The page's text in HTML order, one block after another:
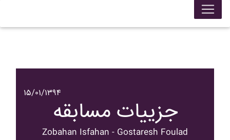
۱۵/۰۱/۱۳۹۴
جزییات مسابقه
Zobahan Isfahan - Gostaresh Foulad